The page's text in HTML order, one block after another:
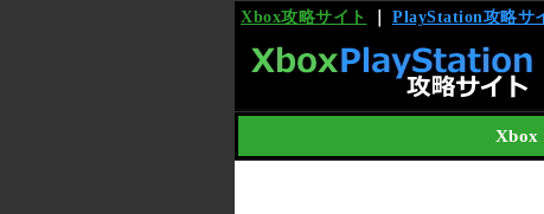
Xbox攻略サイト PlayStation攻略サ
Xbox